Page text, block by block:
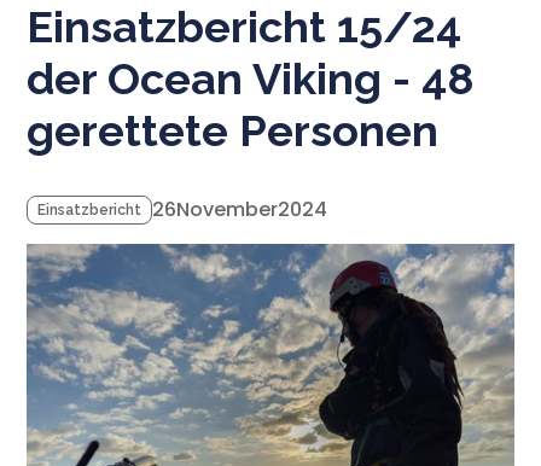
Einsatzbericht 15/24
der Ocean Viking - 48
gerettete Personen
Einsatzbericht 26November2024